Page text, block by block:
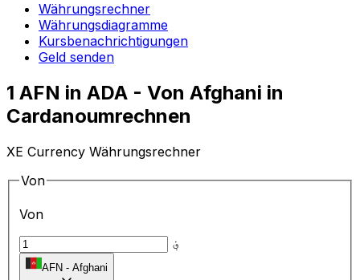
Währungsrechner
Währungsdiagramme
Kursbenachrichtigungen
Geld senden
1 AFN in ADA - Von Afghani in
Cardanoumrechnen
XE Currency Währungsrechner
Von
Von
؋
AFN - Afghani